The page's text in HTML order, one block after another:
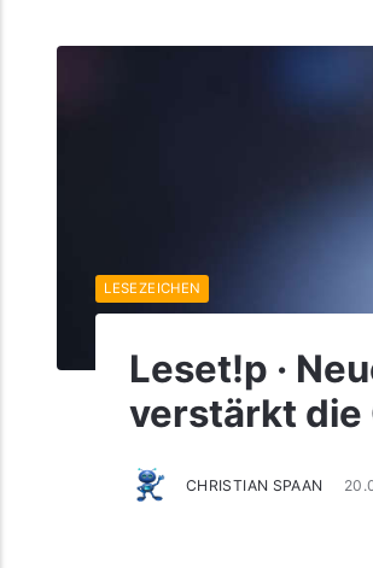
Leset!p ·
verstärkt die
CHRISTIAN SPAAN
LESEZEICHEN